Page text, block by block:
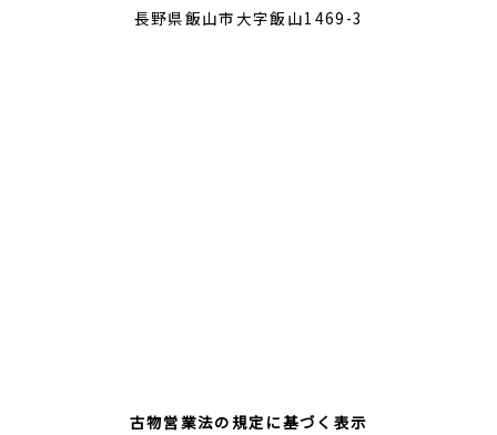
長野県飯山市大字飯山1469-3
古物営業法の規定に基づく表示